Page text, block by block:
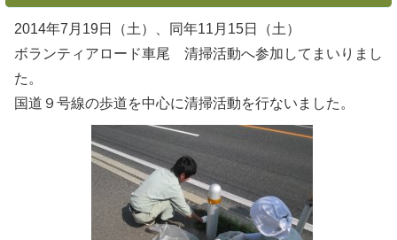
2014年7月19日（土）、同年11月15日（土）
ボランティアロード車尾 清掃活動へ参加してまいりまし
た。
国道９号線の歩道を中心に清掃活動を行ないました。